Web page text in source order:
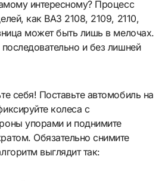
интересному? Процесс
как ВАЗ 2108, 2109, 2110,
может быть лишь в мелочах.
и без лишней
себя! Поставьте автомобиль на
колеса с
упорами и поднимите
Обязательно снимите
выглядит так: